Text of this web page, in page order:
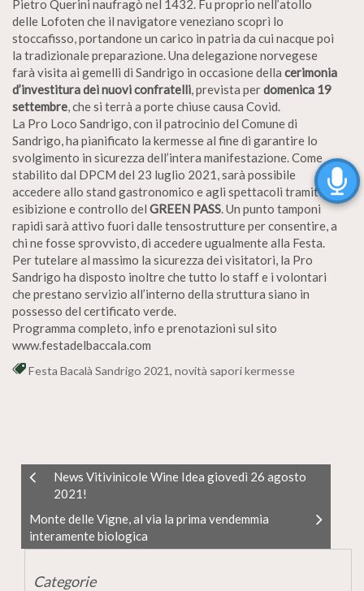
Pietro Querini naufragò nel 1432. Fu proprio nell’atollo
delle Lofoten che il navigatore veneziano scoprì lo
stoccafisso, portandone un carico in patria da cui nacque poi
la tradizionale preparazione. Una delegazione norvegese
farà visita ai gemelli di Sandrigo in occasione della cerimonia
d’investitura dei nuovi confratelli, prevista perdomenica 19
settembre, che si terrà a porte chiuse causa Covid.
La Pro Loco Sandrigo, con il patrocinio del Comune di
Sandrigo, ha pianificato la kermesse al fine di garantire lo
svolgimento in sicurezza dell’intera manifestazione. Come
stabilito dal DPCM del 23 luglio 2021, sarà possibile
accedere allo stand gastronomico e agli spettacoli tramite
esibizione e controllo del GREEN PASS. Un punto tamponi
rapidi sarà attivo fuori dalle tensostrutture per consentire, a
chi ne fosse sprovvisto, di accedere ugualmente alla Festa.
Per tutelare al massimo la sicurezza dei visitatori, la Pro
Sandrigo ha disposto inoltre che tutto lo staff e i volontari
che prestano servizio all’interno della struttura siano in
possesso del certificato verde.
Programma completo, info e prenotazioni sul sito
www.festadelbaccala.com
Festa Bacalà Sandrigo 2021, novità sapori kermesse
News Vitivinicole Wine Idea giovedì 26 agosto
2021!
Monte delle Vigne, al via la prima vendemmia
interamente biologica
Categorie